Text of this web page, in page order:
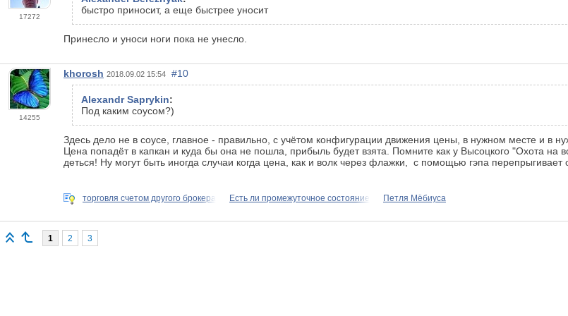
17272
быстро приносит, а еще быстрее уносит
Принесло и уноси ноги пока не унесло.
14255
khorosh 2018.09.02 15:54 #10
Alexandr Saprykin:
Под каким соусом?)
Здесь дело не в соусе, главное - правильно, с учётом конфигурации движения цены, в нужном месте и в
Цена попадёт в капкан и куда бы она не пошла, прибыль будет взята. Помните как у Высоцкого "Охота
деться! Ну могут быть иногда случаи когда цена, как и волк через флажки, с помощью гэпа перепрыгивает
торговля счетом другого брокера Есть ли промежуточное состояние Петля Мёбиуса
1 2 3